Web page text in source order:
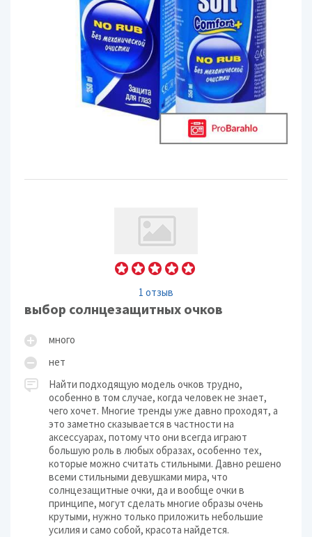
1 отзыв
выбор солнцезащитных очков
много
нет
Найти подходящую модель очков трудно,
особенно в том случае, когда человек не знает,
чего хочет. Многие тренды уже давно проходят, а
это заметно сказывается в частности на
аксессуарах, потому что они всегда играют
большую роль в любых образах, особенно тех,
которые можно считать стильными. Давно решено
всеми стильными девушками мира, что
солнцезащитные очки, да и вообще очки в
принципе, могут сделать многие образы очень
крутыми, нужно только приложить небольшие
усилия и само собой, красота найдется.